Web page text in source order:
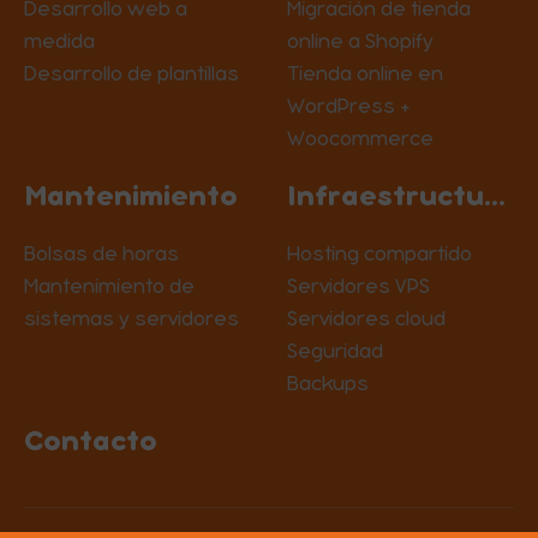
Desarrollo web a
medida
Desarrollo de plantillas
Migración de tienda
online a Shopify
Tienda online en
WordPress +
Woocommerce
Mantenimiento
Bolsas de horas
Mantenimiento de
sistemas y servidores
Infraestructura
Hosting compartido
Servidores VPS
Servidores cloud
Seguridad
Backups
Contacto